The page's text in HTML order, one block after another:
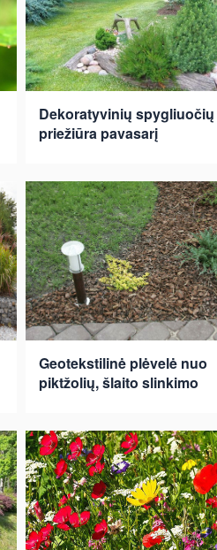
Dekoratyvinių spygliuočių
priežiūra pavasarį
Geotekstilinė plėvelė nuo
piktžolių, šlaito slinkimo